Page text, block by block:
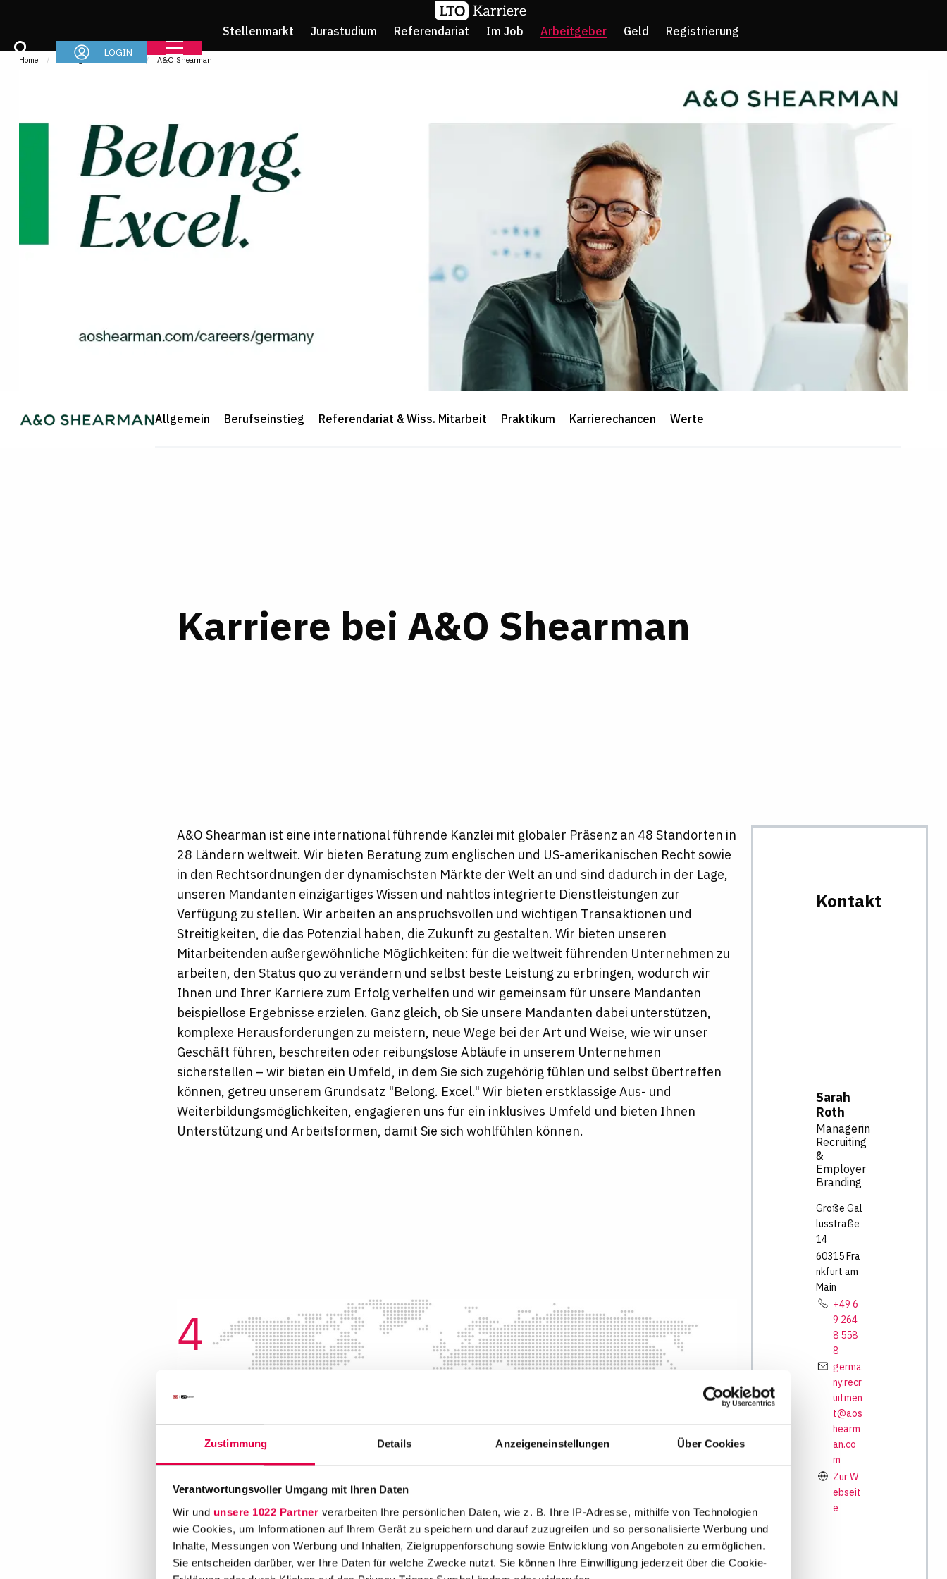
Zustimmung Details Anzeigeneinstellungen Über Cookies
Verantwortungsvoller Umgang mit Ihren Daten
Wir und unsere 1022 Partner verarbeiten Ihre persönlichen Daten, wie z. B. Ihre IP-Adresse, mithilfe von Technologien
wie Cookies, um Informationen auf Ihrem Gerät zu speichern und darauf zuzugreifen und so personalisierte Werbung und
Inhalte, Messungen von Werbung und Inhalten, Zielgruppenforschung sowie Entwicklung von Angeboten zu ermöglichen.
Sie entscheiden darüber, wer Ihre Daten für welche Zwecke nutzt. Sie können Ihre Einwilligung jederzeit über die Cookie-
Stellenmarkt Jurastudium Referendariat Im Job Arbeitgeber Geld Registrierung
LOGIN
Home Arbeitgeber A&O Shearman
Allgemein Berufseinstieg Referendariat & Wiss. Mitarbeit Praktikum Karrierechancen Werte
Karriere bei A&O Shearman
A&O Shearman ist eine international führende Kanzlei mit globaler Präsenz an 48 Standorten in
28 Ländern weltweit. Wir bieten Beratung zum englischen und US-amerikanischen Recht sowie
in den Rechtsordnungen der dynamischsten Märkte der Welt an und sind dadurch in der Lage,
unseren Mandanten einzigartiges Wissen und nahtlos integrierte Dienstleistungen zur
Verfügung zu stellen. Wir arbeiten an anspruchsvollen und wichtigen Transaktionen und
Streitigkeiten, die das Potenzial haben, die Zukunft zu gestalten. Wir bieten unseren
Mitarbeitenden außergewöhnliche Möglichkeiten: für die weltweit führenden Unternehmen zu
arbeiten, den Status quo zu verändern und selbst beste Leistung zu erbringen, wodurch wir
Ihnen und Ihrer Karriere zum Erfolg verhelfen und wir gemeinsam für unsere Mandanten
beispiellose Ergebnisse erzielen. Ganz gleich, ob Sie unsere Mandanten dabei unterstützen,
komplexe Herausforderungen zu meistern, neue Wege bei der Art und Weise, wie wir unser
Geschäft führen, beschreiten oder reibungslose Abläufe in unserem Unternehmen
sicherstellen – wir bieten ein Umfeld, in dem Sie sich zugehörig fühlen und selbst übertreffen
können, getreu unserem Grundsatz "Belong. Excel." Wir bieten erstklassige Aus- und
Weiterbildungsmöglichkeiten, engagieren uns für ein inklusives Umfeld und bieten Ihnen
Unterstützung und Arbeitsformen, damit Sie sich wohlfühlen können.
4
national
A&O Shearman- Düsseldorf
Dreischeibenhaus
40211Düsseldorf
A&O Shearman- Frankfurt am
Main
Große Gallusstraße14
A&O Shearman- Hamburg A&O Shearman- München
Kontakt
Sarah
Roth
Managerin
Recruiting
&
Employer
Branding
Große Gal
lusstraße
14
60315Fra
nkfurt am
Main
+49 6
9 264
8 558
8
germa
ny.recr
uitmen
t@aos
hearm
an.co
m
Zur W
ebseit
e